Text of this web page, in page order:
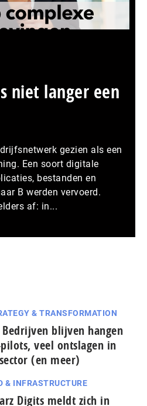
niet langer een
gezien als een
Een soort digitale
bestanden en
B werden vervoerd.
af: in...
& TRANSFORMATION
blijven hangen
veel ontslagen in
(en meer)
& INFRASTRUCTURE
Digits meldt zich in